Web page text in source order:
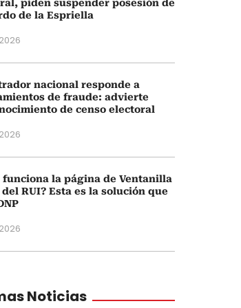
piden suspender posesión de
de la Espriella
nacional responde a
de fraude: advierte
de censo electoral
funciona la página de Ventanilla
del RUI? Esta es la solución que
Noticias